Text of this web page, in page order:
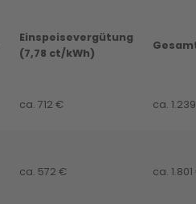
Einspeisevergütung
(7,78 ct/kWh)
ca. 712 € ca.
ca. 572 € ca.